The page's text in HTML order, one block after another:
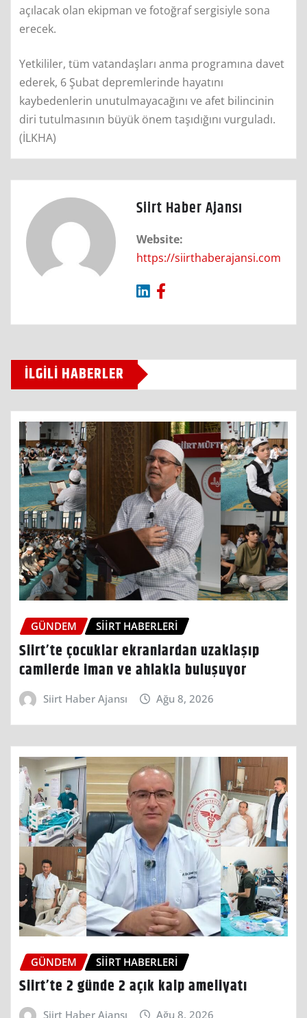
açılacak olan ekipman ve fotoğraf sergisiyle sona
erecek.
Yetkililer, tüm vatandaşları anma programına davet
ederek, 6 Şubat depremlerinde hayatını
kaybedenlerin unutulmayacağını ve afet bilincinin
diri tutulmasının büyük önem taşıdığını vurguladı.
(İLKHA)
Siirt Haber Ajansı
Website:
https://siirthaberajansi.com
İLGILI HABERLER
GÜNDEM SIIRT HABERLERI
Siirt’te çocuklar ekranlardan uzaklaşıp
camilerde iman ve ahlakla buluşuyor
Siirt Haber Ajansı Ağu 8, 2026
GÜNDEM SIIRT HABERLERI
Siirt’te 2 günde 2 açık kalp ameliyatı
Siirt Haber Ajansı Ağu 8, 2026